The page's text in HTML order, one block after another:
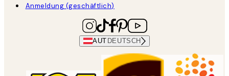
Anmeldung (geschäftlich)
AUT DEUTSCH